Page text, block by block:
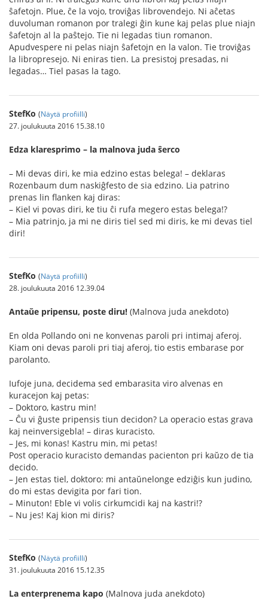
ŝafetojn. Plue, ĉe la vojo, troviĝas librovendejo. Ni aĉetas
duvoluman romanon por tralegi ĝin kune kaj pelas plue niajn
ŝafetojn al la paŝtejo. Tie ni legadas tiun romanon.
Apudvespere ni pelas niajn ŝafetojn en la valon. Tie troviĝas
la libropresejo. Ni eniras tien. La presistoj presadas, ni
legadas… Tiel pasas la tago.
StefKo (Näytä profiilli)
27. joulukuuta 2016 15.38.10
Edza klaresprimo – la malnova juda ŝerco
– Mi devas diri, ke mia edzino estas belega! – deklaras
Rozenbaum dum naskiĝfesto de sia edzino. Lia patrino
prenas lin flanken kaj diras:
– Kiel vi povas diri, ke tiu ĉi rufa megero estas belega!?
– Mia patrinjo, ja mi ne diris tiel sed mi diris, ke mi devas tiel
diri!
StefKo (Näytä profiilli)
28. joulukuuta 2016 12.39.04
Antaŭe pripensu, poste diru! (Malnova juda anekdoto)
En olda Pollando oni ne konvenas paroli pri intimaj aferoj.
Kiam oni devas paroli pri tiaj aferoj, tio estis embarase por
parolanto.
Iufoje juna, decidema sed embarasita viro alvenas en
kuracejon kaj petas:
– Doktoro, kastru min!
– Ĉu vi ĝuste pripensis tiun decidon? La operacio estas grava
kaj neinversigebla! – diras kuracisto.
– Jes, mi konas! Kastru min, mi petas!
Post operacio kuracisto demandas pacienton pri kaŭzo de tia
decido.
– Jen estas tiel, doktoro: mi antaŭnelonge edziĝis kun judino,
do mi estas devigita por fari tion.
– Minuton! Eble vi volis cirkumcidi kaj na kastri!?
– Nu jes! Kaj kion mi diris?
StefKo (Näytä profiilli)
31. joulukuuta 2016 15.12.35
La enterprenema kapo (Malnova juda anekdoto)